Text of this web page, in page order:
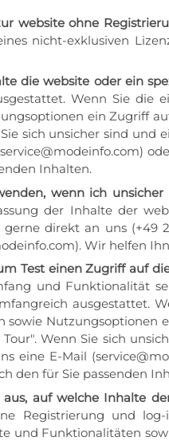
website ohne
nicht-exklusiven
die website oder ein
Wenn Sie die
ein Zugriff
sich unsicher sind
Inhalten.
wenn ich
der Inhalte der
direkt an uns (+49
Wir helfen
Test einen Zugriff auf
und Funktionalität
ausgestattet.
Nutzungsoptionen
Wenn Sie sich
eine E-Mail
den für Sie passenden
auf welche Inhalte
Registrierung und
und Funktionalitäten